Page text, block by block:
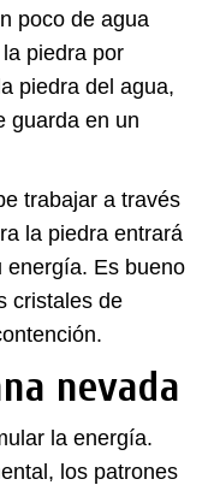
poco de agua
piedra por
piedra del agua,
guarda en un
trabajar a través
la piedra entrará
energía. Es bueno
cristales de
nevada
la energía.
los patrones